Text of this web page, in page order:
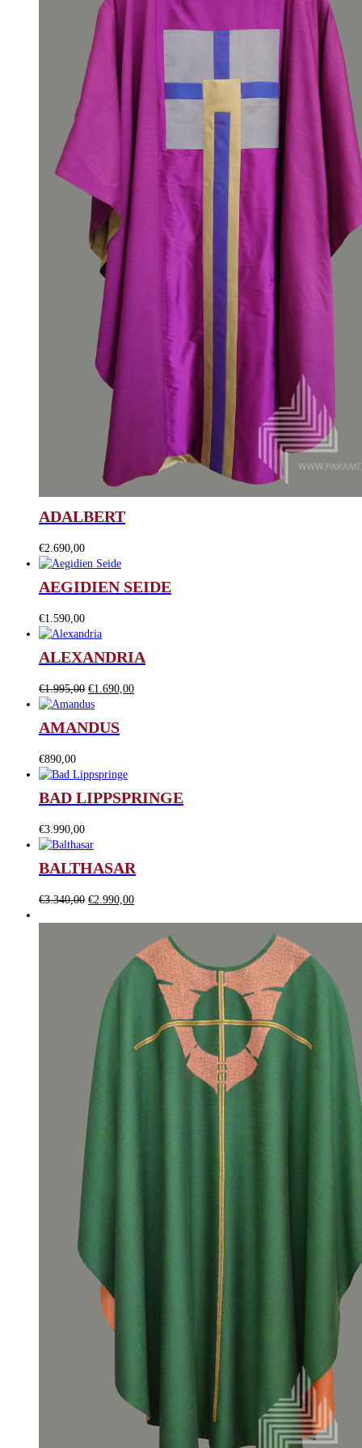
ADALBERT
€2.690,00
AEGIDIEN SEIDE
€1.590,00
ALEXANDRIA
€1.995,00 Ursprünglicher
Preis
€1.995,00
€1.690,00Aktueller
AMANDUS
€890,00
BAD LIPPSPRINGE
€3.990,00
BALTHASAR
€3.340,00 Ursprünglicher
€2.990,00Aktueller
€2.990,00.